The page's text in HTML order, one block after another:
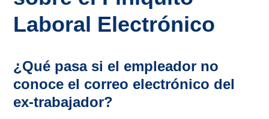
Laboral Electrónico
¿Qué pasa si el empleador no
conoce el correo electrónico del
ex-trabajador?